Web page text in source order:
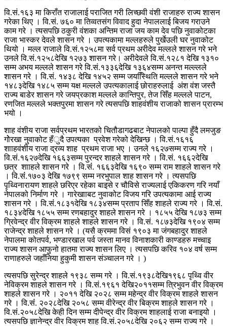
वि.सं.१६३ मा किराँत राजालाई पराजित गरी लिच्छवी वंशी राजाहरु राज्य शासन
गरेका थिए । वि.सं. ७६० मा तिव्वतसंग विवाद हुदा नेपाललाई बिजय गराउने
काम गरे । त्यसपछि ठकुरी वंशका अन्तिम राजा जय काम देव पछि नुवाकोटका
राजा भास्कर देवले शासन गरे । उपत्यकामा मल्लहरुले पुर्खेउली घर नुवाकोट
थियो । मल्ल राजाले वि.सं.१२५८मा सर्व प्रथम अरीदेव मल्लले शासन गरे भने
उनले वि.सं.१२५८देखि १२७३ शासन गरे। अरीदेवले वि.सं.१२८१ देखि १३१०
सम्म अभय मल्लले शासन गरे वि.सं.१३३६देखि १३६४सम्म अनन्त मल्ल्लले
शासन गरे । वि.सं. १४३८ देखि १४५२ सम्म जयस्थििति मल्लले शासन गरे भने
१४८३देखि १४८५ सम्म यक्ष मल्लले उपत्यकालाई छोराहरुलाई अंश वंश जस्तै
राज्य बाडेर शासन गरे जयप्रकाश मल्लले कान्तिपुर, तेज सिँह मल्लले पाटन,
रणजित मल्लले भक्तपुरमा शासन गरे त्यसपछि शाहवंशीय राजाको शासन प्रारम्भ
भयो ।
शाह वंशीय राजा सर्वप्रथम भारतको चितौडागढबाट नेपालको पाल्पा हुँदै लमजुङ
गोेरखा नुवाकोट हँुदै उपत्यका प्रवेश गरेको देखिन्छ । वि.सं.१६१६
शााहवंशीय राजा द्रव्य शाह प्रथम राजा भए । उनले १६२७सम्म राज्य गरे ।
वि.सं.१६२७देखि १६६३सम्म पुरन्दर शाहले शासन गरे । वि.सं. १६६२देखि
छत्र शााहले शासन गरे । वि.संं. १६६३देखि १६९० सम्म राम शाहले शासन गरे
। वि.संं.१७०३ देखि १७९९ सम्म नरभुपाल शाह शासन गरे । त्यसपछि
पृथ्विनारायण शाहले छरिएर रहेका बाइसे र चौविसे राज्यलाई एकिकरण गरि नयाँ
नेपालको निर्माण गरे । गारेखााबट नुवाकोट विजय गरि उपत्यकामा आई राज्य
शासन गरे । वि.संं.१८३१देखि १८३४सम्म प्रताप सिँह शाहले राज्य गरे । वि.सं.
१८३४देखि १८५५ सम्म रणबहादुर शाहले शासन गरे । १८५५ देखि १८७३ सम्म
ग्रिवेन्द्र वीर विक्रम शाहले शाहले शासन गरे । वि.सं. १८७३देखि १९०४ सम्म
राजेन्द्र शाहले शासन गरे । (यसै क्रममा विसं १९०३ मा जंगबहादुर शाहले
नेपालमा कोतपर्व, भण्डारखाल पर्व जस्ता मानव विनाशकारी काण्डहरु मच्चाइ
राज्य शासन आफुनो हातमा राज्य शासन लिए । त्यसपछि करिव १०४ वर्ष सम्म
राणाहरुले जहाँनिया हुकुमी शासन संञ्चालन गरे । )
त्यसपछि सुरेन्द्र शाहले १९३८ सम्म गरे । वि.सं.१९३८देखि१९६८ पृथ्वि वीर
नेविक्रम शाहले शासन गरे । वि.सं.१९६१ देखि२०११सम्म त्रिभुवन वीर विक्रम
शाहले शासन गरे । २०११ देखि २०२८ सम्म महेन्द्र वीर विक्रम शाहले शासन
गरे । वि.संं. २०२८देखि २०५८ सम्म वीरेन्द्र वीर बिक्रम शाहले शासन गरे ।
वि.सं.२०५८देखि केही दिन सम्म दीपेन्द्र वीर विक्रम शाहलाई राजा बनाइयो ।
त्यसपछि ज्ञानेन्द्र वीर विक्रम शाह वि.सं.२०५८देखि २०६२ सम्म राज्य गरे ।